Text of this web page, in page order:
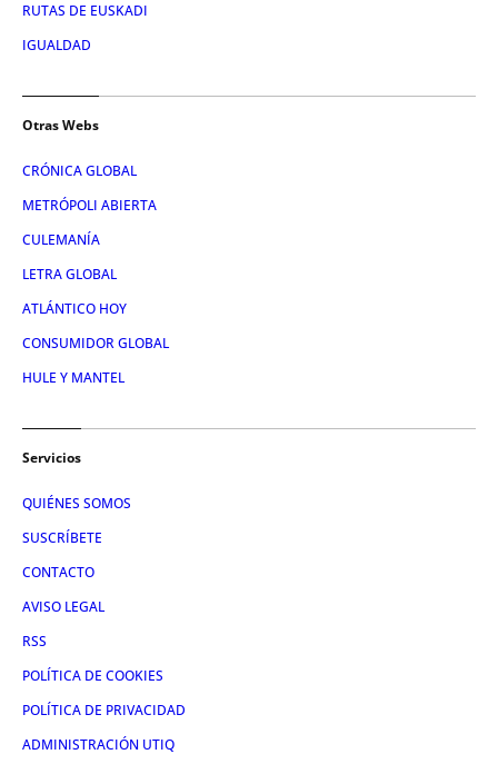
RUTAS DE EUSKADI
IGUALDAD
Otras Webs
CRÓNICA GLOBAL
METRÓPOLI ABIERTA
CULEMANÍA
LETRA GLOBAL
ATLÁNTICO HOY
CONSUMIDOR GLOBAL
HULE Y MANTEL
Servicios
QUIÉNES SOMOS
SUSCRÍBETE
CONTACTO
AVISO LEGAL
RSS
POLÍTICA DE COOKIES
POLÍTICA DE PRIVACIDAD
ADMINISTRACIÓN UTIQ